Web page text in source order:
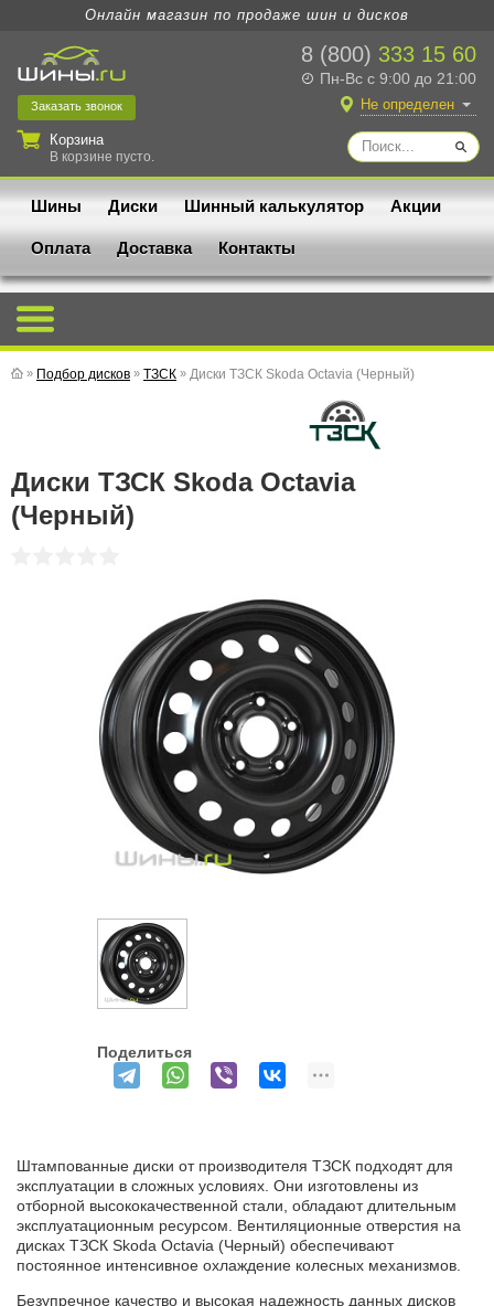
Онлайн магазин по продаже шин и дисков
8 (800) 333 15 60
Пн-Вс с 9:00 до 21:00
Заказать звонок
Корзина
В корзине пусто.
Не определен
Шины Диски Шинный калькулятор Акции
Оплата Доставка Контакты
» Подбор дисков » ТЗСК » Диски ТЗСК Skoda Octavia (Черный)
Диски ТЗСК Skoda Octavia
(Черный)
Поделиться
Штампованные диски от производителя ТЗСК подходят для
эксплуатации в сложных условиях. Они изготовлены из
отборной высококачественной стали, обладают длительным
эксплуатационным ресурсом. Вентиляционные отверстия на
дисках ТЗСК Skoda Octavia (Черный) обеспечивают
постоянное интенсивное охлаждение колесных механизмов.
Безупречное качество и высокая надежность данных дисков